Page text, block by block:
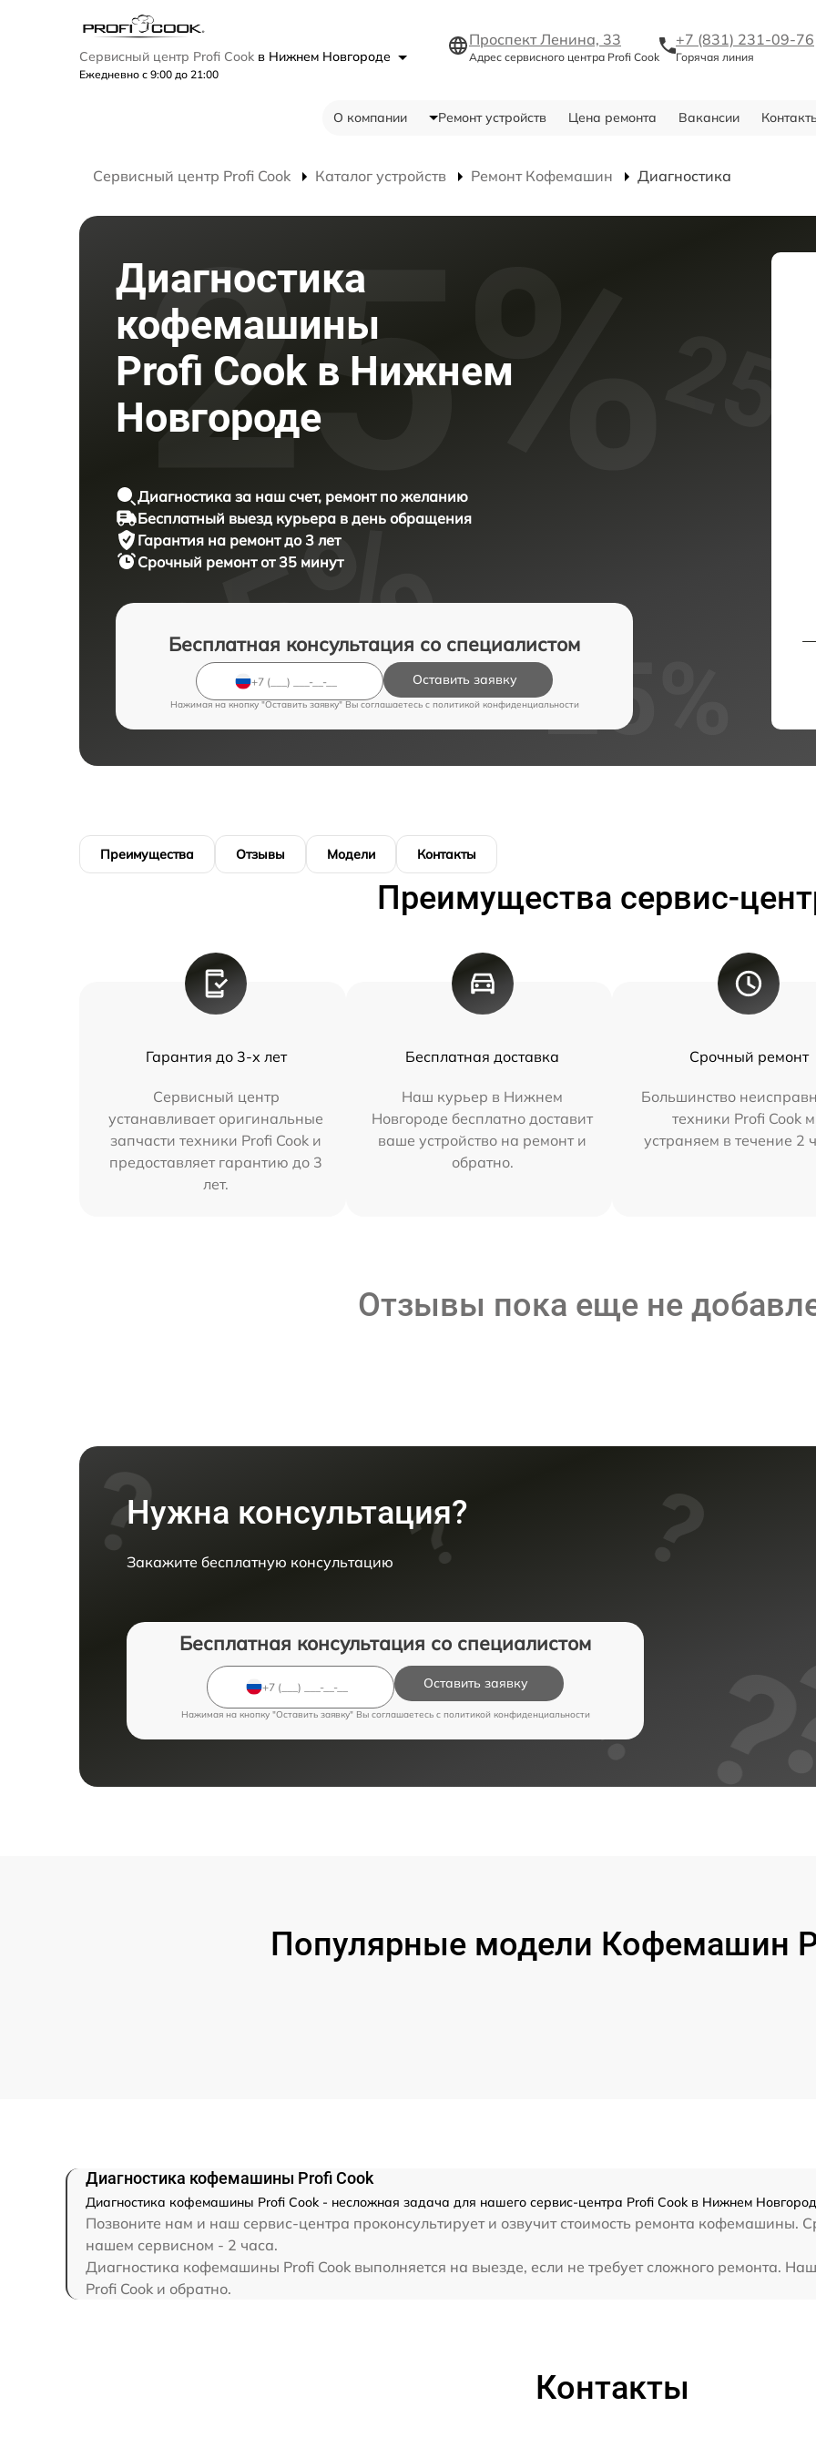
Сервисный центр Profi Cook в Нижнем Новгороде
Ежедневно с 9:00 до 21:00
Проспект Ленина, 33
Адрес сервисного центра Profi Cook
+7 (831) 231-09-76
Горячая линия
О компании Ремонт устройств Цена ремонта Вакансии
Сервисный центр Profi Cook Каталог устройств Ремонт Кофемашин Диагностика
Диагностика
кофемашины
Profi Cook в Нижнем
Новгороде
Диагностика за наш счет, ремонт по желанию
Бесплатный выезд курьера в день обращения
Гарантия на ремонт до 3 лет
Срочный ремонт от 35 минут
Бесплатная консультация со специалистом
Оставить заявку
Нажимая на кнопку "Оставить заявку" Вы соглашаетесь c политикой конфиденциальности
Преимущества Отзывы Модели Контакты
Преимущества сервис-
Гарантия до 3-х лет
Сервисный центр
устанавливает оригинальные
запчасти техники Profi Cook и
предоставляет гарантию до 3
лет.
Бесплатная доставка
Наш курьер в Нижнем
Новгороде бесплатно доставит
ваше устройство на ремонт и
обратно.
Срочный ремонт
Большинство
техники Profi Cook
устраняем в течение 2
Отзывы пока еще не
Нужна консультация?
Закажите бесплатную консультацию
Бесплатная консультация со специалистом
Оставить заявку
Нажимая на кнопку "Оставить заявку" Вы соглашаетесь c политикой конфиденциальности
Популярные модели Кофемашин
Диагностика кофемашины Profi Cook
Диагностика кофемашины Profi Cook - несложная задача для нашего сервис-центра Profi Cook в Нижнем
Позвоните нам и наш сервис-центра проконсультирует и озвучит стоимость ремонта кофемашины.
нашем сервисном - 2 часа.
Диагностика кофемашины Profi Cook выполняется на выезде, если не требует сложного ремонта.
Profi Cook и обратно.
Контакты